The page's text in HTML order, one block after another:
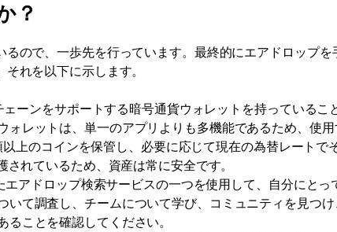
？
ので、一歩先を行っています。最終的にエアドロップを
れを以下に示します。
ーンをサポートする暗号通貨ウォレットを持っているこ
レットは、単一のアプリよりも多機能であるため、使用
上のコインを保管し、必要に応じて現在の為替レートで
れているため、資産は常に安全です。
エアドロップ検索サービスの一つを使用して、自分にとっ
て調査し、チームについて学び、コミュニティを見つ
ことを確認してください。